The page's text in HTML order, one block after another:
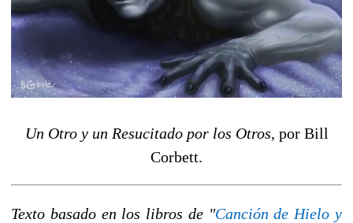
Un Otro y un Resucitado por los Otros, por Bill
Corbett.
Texto basado en los libros de "Canción de Hielo y